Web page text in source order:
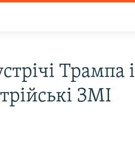
Трампа і
ЗМІ